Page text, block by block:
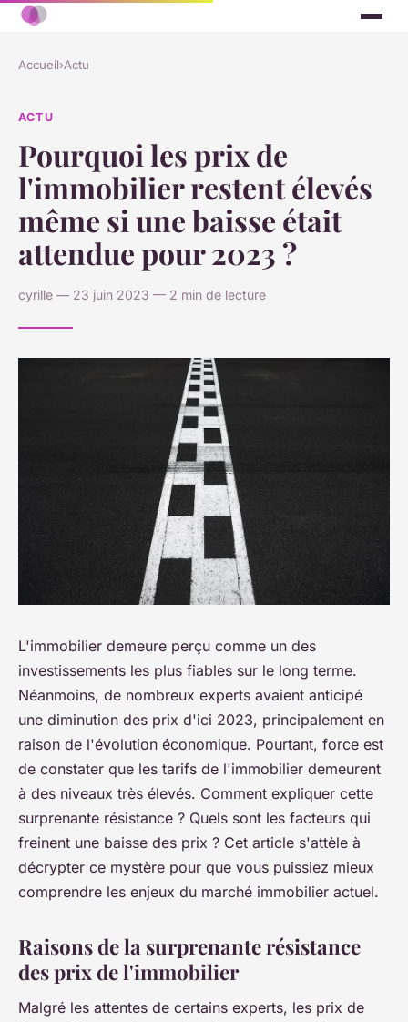
Accueil›Actu
ACTU
Pourquoi les prix de
l'immobilier restent élevés
même si une baisse était
attendue pour 2023 ?
cyrille — 23 juin 2023 — 2 min de lecture
L'immobilier demeure perçu comme un des
investissements les plus fiables sur le long terme.
Néanmoins, de nombreux experts avaient anticipé
une diminution des prix d'ici 2023, principalement en
raison de l'évolution économique. Pourtant, force est
de constater que les tarifs de l'immobilier demeurent
à des niveaux très élevés. Comment expliquer cette
surprenante résistance ? Quels sont les facteurs qui
freinent une baisse des prix ? Cet article s'attèle à
décrypter ce mystère pour que vous puissiez mieux
comprendre les enjeux du marché immobilier actuel.
Raisons de la surprenante résistance
des prix de l'immobilier
Malgré les attentes de certains experts, les prix de